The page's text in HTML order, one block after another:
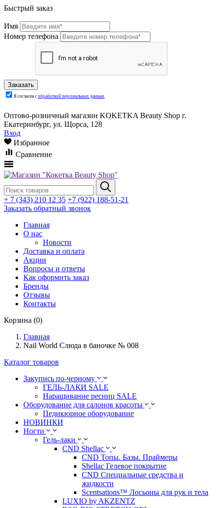
Быстрый заказ
Имя
Номер телефона
Я согласен с обработкой персональных данных
Оптово-розничный магазин KOKETKA Beauty Shop г.
Екатеринбург, ул. Щорса, 128
Вход
Избранное
Сравнение
+ 7 (343) 210 12 35 +7 (922) 188-51-21
Заказать обратный звонок
Главная
О нас
Новости
Доставка и оплата
Акции
Вопросы и ответы
Как оформить заказ
Бренды
Отзывы
Контакты
Корзина (0)
Главная
Nail World Слюда в баночке № 008
Каталог товаров
Закупись по-черному
ГЕЛЬ-ЛАКИ SALE
Наращивание ресниц SALE
Оборудование для салонов красоты
Педикюрное оборудование
НОВИНКИ
Ногти
Гель-лаки
CND Shellac
CND Топы. Базы. Праймеры
Shellac Гелевое покрытие
CND Специальные средства и
жидкости
Scentsations™ Лосьоны для рук и тела
LUXIO by AKZENTZ